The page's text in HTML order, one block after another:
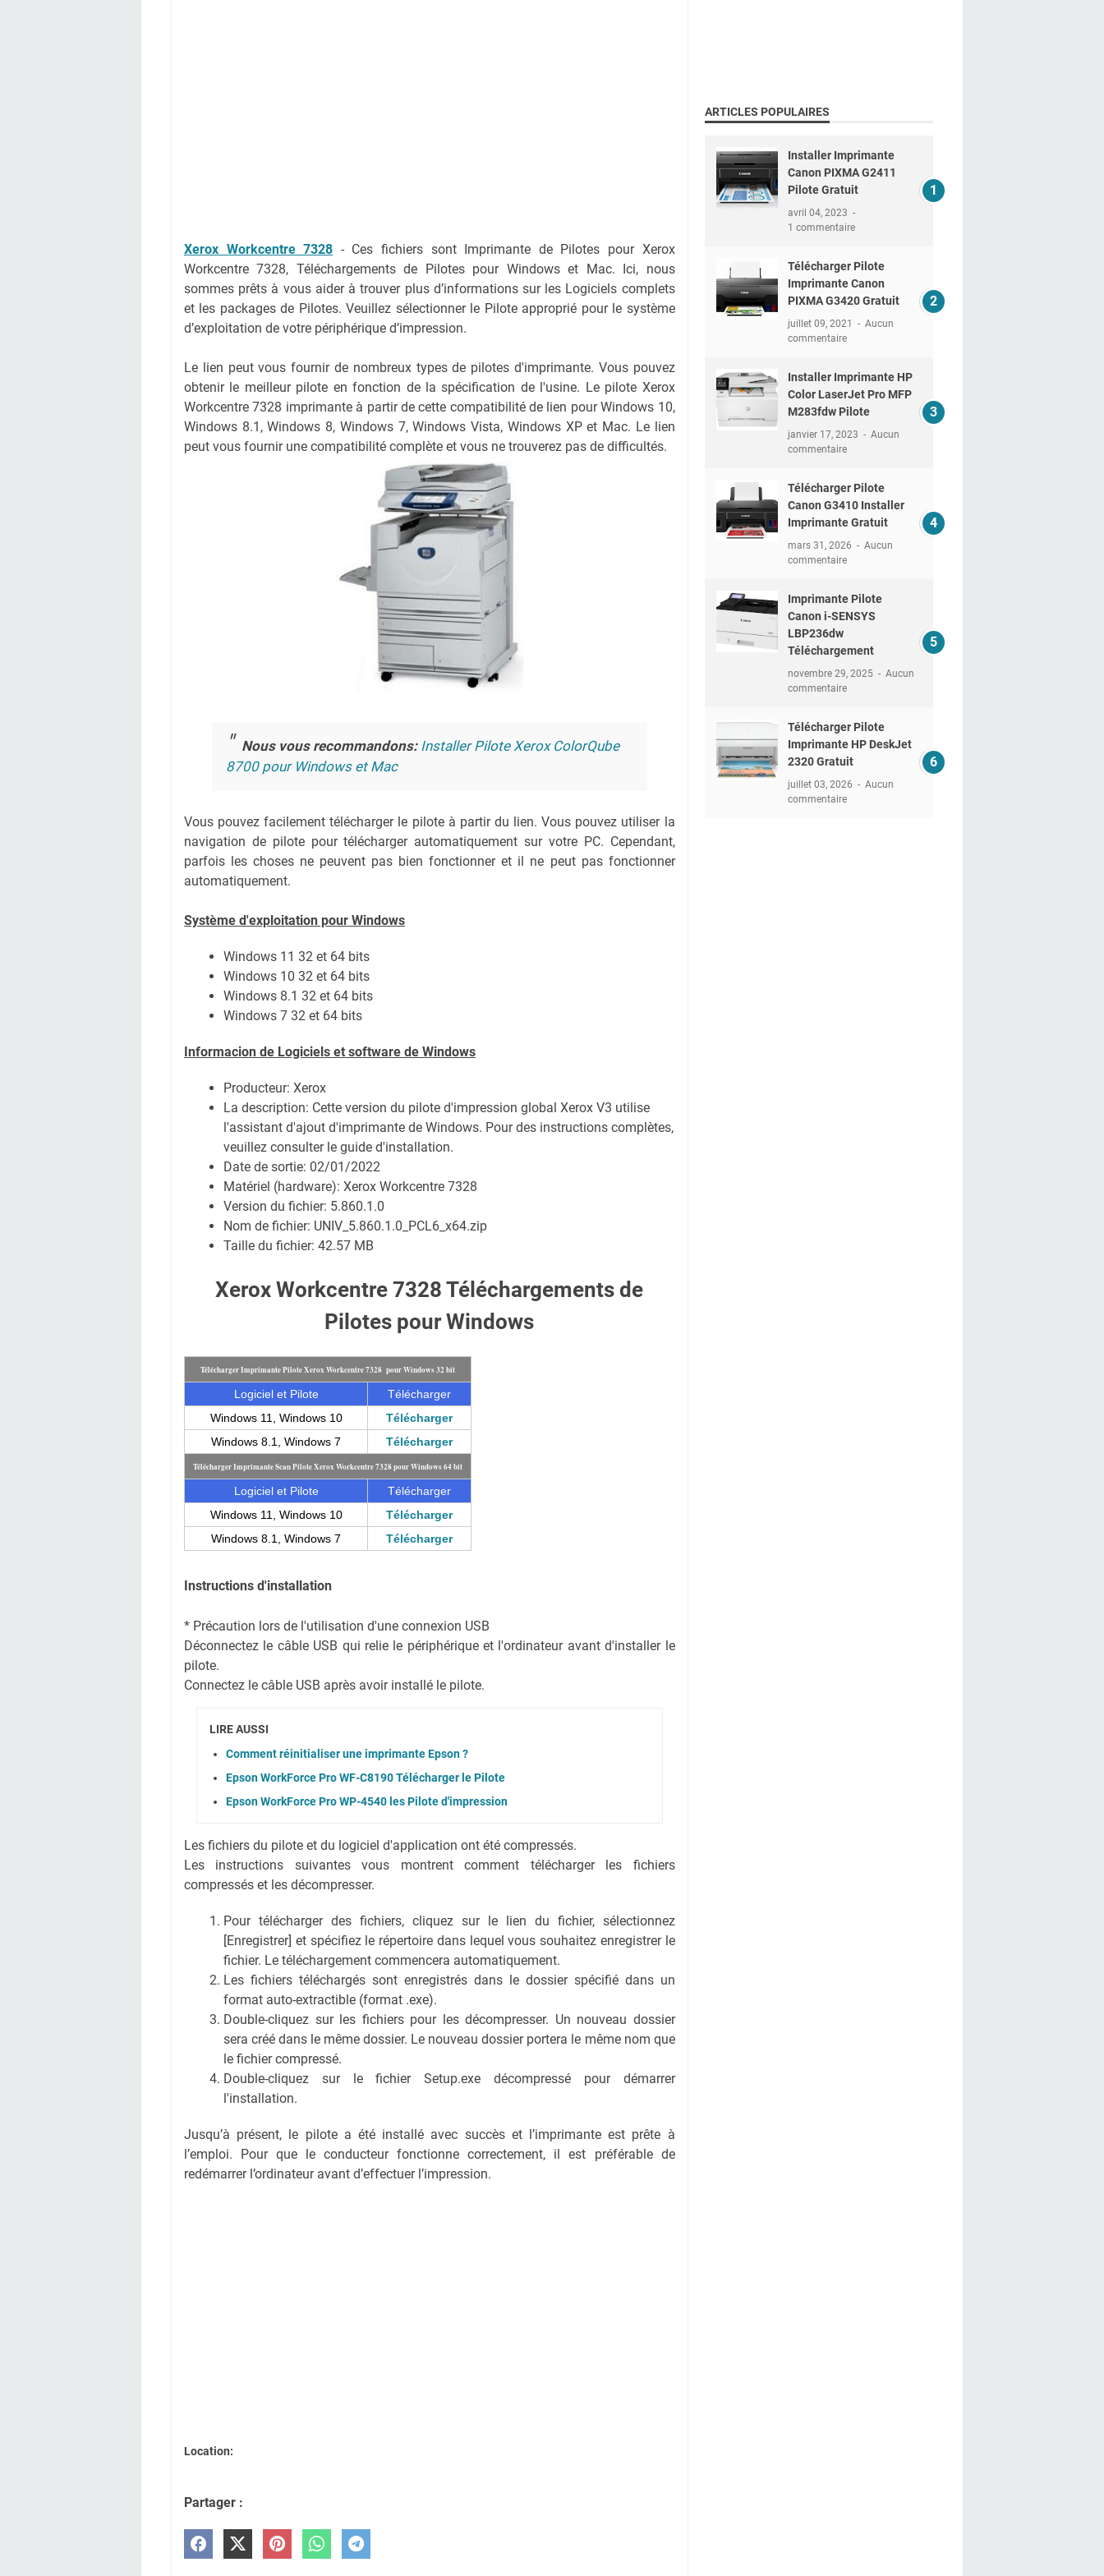
Xerox Workcentre 7328 - Ces fichiers sont Imprimante de Pilotes pour Xerox
Workcentre 7328, Téléchargements de Pilotes pour Windows et Mac. Ici, nous
sommes prêts à vous aider à trouver plus d’informations sur les Logiciels complets
et les packages de Pilotes. Veuillez sélectionner le Pilote approprié pour le système
d’exploitation de votre périphérique d’impression.
Le lien peut vous fournir de nombreux types de pilotes d'imprimante. Vous pouvez
obtenir le meilleur pilote en fonction de la spécification de l'usine. Le pilote Xerox
Workcentre 7328 imprimante à partir de cette compatibilité de lien pour Windows 10,
Windows 8.1, Windows 8, Windows 7, Windows Vista, Windows XP et Mac. Le lien
peut vous fournir une compatibilité complète et vous ne trouverez pas de difficultés.
Nous vous recommandons: Installer Pilote Xerox ColorQube
8700 pour Windows et Mac
Vous pouvez facilement télécharger le pilote à partir du lien.Vous pouvez utiliser la
navigation de pilote pour télécharger automatiquement sur votre PC. Cependant,
parfois les choses ne peuvent pas bien fonctionner et il ne peut pas fonctionner
automatiquement.
Système d'exploitation pour Windows
Windows 11 32 et 64 bits
Windows 10 32 et 64 bits
Windows 8.1 32 et 64 bits
Windows 7 32 et 64 bits
Informacion de Logiciels et software de Windows
Producteur: Xerox
La description: Cette version du pilote d'impression global Xerox V3 utilise
l'assistant d'ajout d'imprimante de Windows. Pour des instructions complètes,
veuillez consulter le guide d'installation.
Date de sortie: 02/01/2022
Matériel (hardware): Xerox Workcentre 7328
Version du fichier: 5.860.1.0
Nom de fichier: UNIV_5.860.1.0_PCL6_x64.zip
Taille du fichier: 42.57 MB
Xerox Workcentre 7328 Téléchargements de
Pilotes pour Windows
Télécharger Imprimante Pilote Xerox Workcentre 7328 pour Windows 32 bit
Logiciel et Pilote
Télécharger
Windows 11, Windows 10
Télécharger
Windows 8.1, Windows 7
Télécharger
Télécharger Imprimante Scan Pilote Xerox Workcentre 7328 pour Windows 64 bit
Logiciel et Pilote
Télécharger
Windows 11, Windows 10
Télécharger
Windows 8.1, Windows 7
Télécharger
Instructions d'installation
* Précaution lors de l'utilisation d'une connexion USB
Déconnectez le câble USB qui relie le périphérique et l'ordinateur avant d'installer le
pilote.
Connectez le câble USB après avoir installé le pilote.
LIRE AUSSI
Comment réinitialiser une imprimante Epson ?
Epson WorkForce Pro WF-C8190 Télécharger le Pilote
Epson WorkForce Pro WP-4540 les Pilote d'impression
Les fichiers du pilote et du logiciel d'application ont été compressés.
Les instructions suivantes vous montrent comment télécharger les fichiers
compressés et les décompresser.
Pour télécharger des fichiers, cliquez sur le lien du fichier, sélectionnez
[Enregistrer] et spécifiez le répertoire dans lequel vous souhaitez enregistrer le
fichier. Le téléchargement commencera automatiquement.
Les fichiers téléchargés sont enregistrés dans le dossier spécifié dans un
format auto-extractible (format .exe).
Double-cliquez sur les fichiers pour les décompresser. Un nouveau dossier
sera créé dans le même dossier. Le nouveau dossier portera le même nom que
le fichier compressé.
Double-cliquez sur le fichier Setup.exe décompressé pour démarrer
l'installation.
Jusqu’à présent, le pilote a été installé avec succès et l’imprimante est prête à
l’emploi. Pour que le conducteur fonctionne correctement, il est préférable de
redémarrer l’ordinateur avant d’effectuer l’impression.
Location:
Partager :
ARTICLES POPULAIRES
Installer Imprimante
Canon PIXMA G2411
Pilote Gratuit
avril 04, 2023
1 commentaire
Télécharger Pilote
Imprimante Canon
PIXMA G3420 Gratuit
juillet 09, 2021
Aucun
commentaire
Installer Imprimante HP
Color LaserJet Pro MFP
M283fdw Pilote
janvier 17, 2023
Aucun
commentaire
Télécharger Pilote
Canon G3410 Installer
Imprimante Gratuit
mars 31, 2026
Aucun
commentaire
Imprimante Pilote
Canon i-SENSYS
LBP236dw
Téléchargement
novembre 29, 2025
Aucun
commentaire
Télécharger Pilote
Imprimante HP DeskJet
2320 Gratuit
juillet 03, 2026
Aucun
commentaire